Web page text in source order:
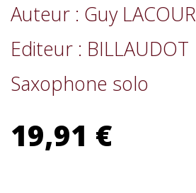
Auteur : Guy LACOUR
Editeur : BILLAUDOT
Saxophone solo
19,91 €